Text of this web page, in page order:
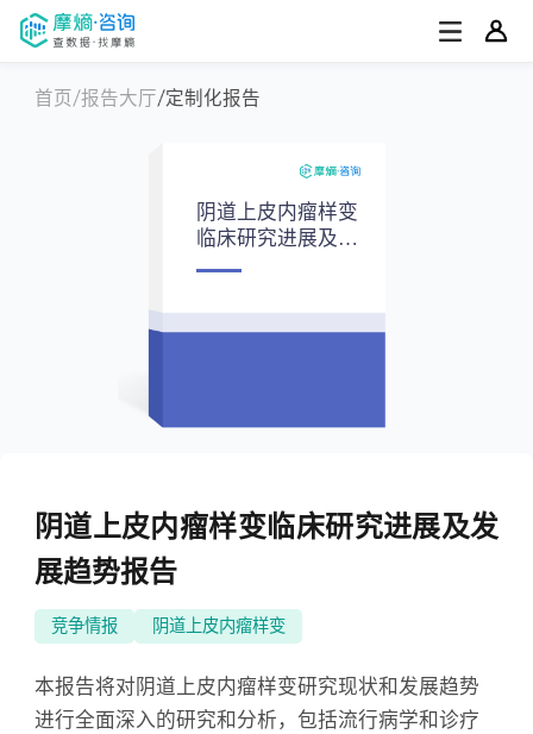
首页 报告大厅 定制化报告
阴道上皮内瘤样变
临床研究进展及发
展趋势报告
阴道上皮内瘤样变临床研究进展及发
展趋势报告
竞争情报 阴道上皮内瘤样变
本报告将对阴道上皮内瘤样变研究现状和发展趋势
进行全面深入的研究和分析，包括流行病学和诊疗